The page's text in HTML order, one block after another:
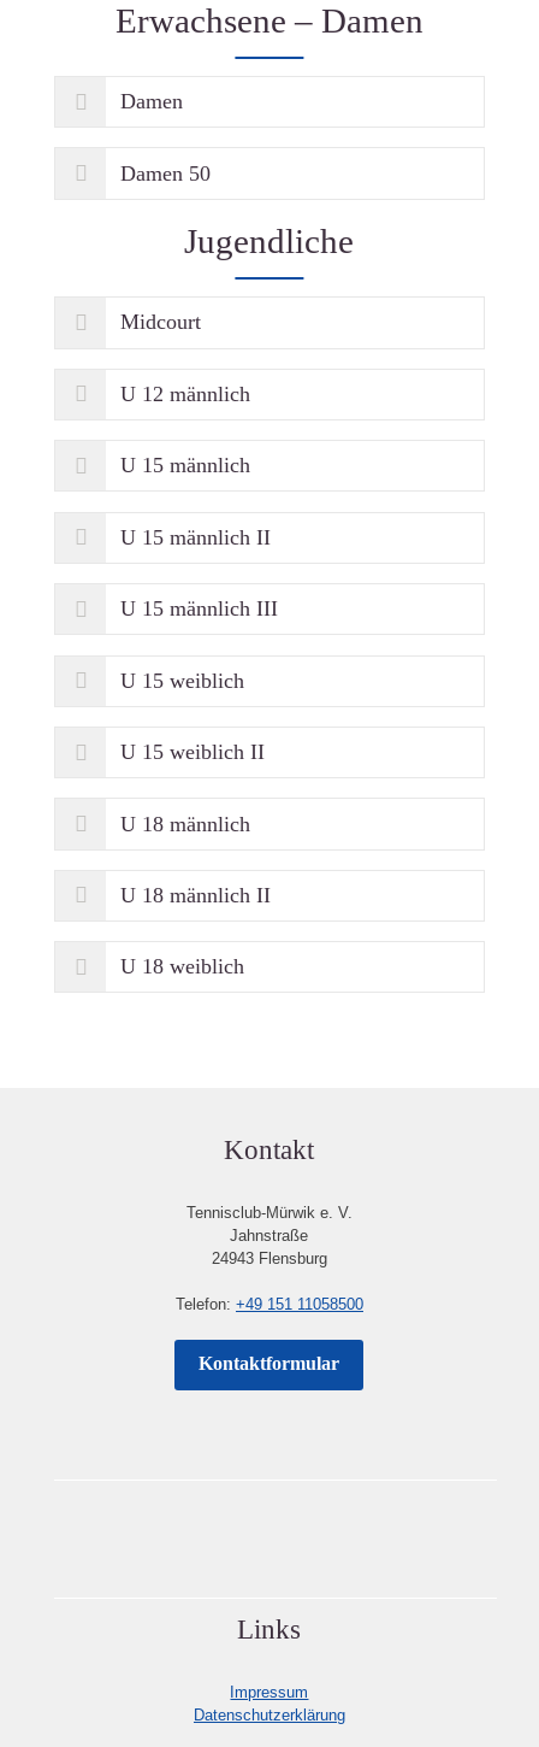
Erwachsene – Damen
Damen
Damen 50
Jugendliche
Midcourt
U 12 männlich
U 15 männlich
U 15 männlich II
U 15 männlich III
U 15 weiblich
U 15 weiblich II
U 18 männlich
U 18 männlich II
U 18 weiblich
Kontakt
Tennisclub-Mürwik e. V.
Jahnstraße
24943 Flensburg
Telefon: +49 151 11058500
Kontaktformular
Links
Impressum
Datenschutzerklärung